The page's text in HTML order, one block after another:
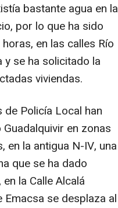
bastante agua en la
por lo que ha sido
en las calles Río
y se ha solicitado la
viviendas.
Policía Local han
en zonas
en la antigua N-IV, una
que se ha dado
la Calle Alcalá
se desplaza al